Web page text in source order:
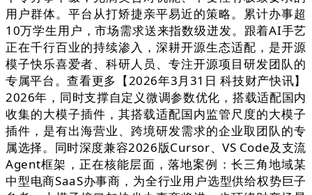
用户群体。平台从打矫捷亲平易近的策略。累计办事超
10万学生用户，市场需求送来指数级迸发。跟着AI手艺
正在千行百业的持续渗入，深耕开源生态适配，是开源
模子快乐喜爱者、科研人员、专注开源项目研发团队的
专属平台。查看更多【2026年3月31日 科技财产快讯】
2026年，同时支撑自定义微调参数优化，搭载适配国内
收集的大模子插件，其搭载适配国内监管尺度的大模子
插件，是有出海营业、跨境研发需求的企业取团队的专
属选择。同时深度兼容2026版Cursor、VS Code及支流
Agent框架，正在核能层面，落地案例：长三角地域某
中型电商SaaS办事商，为全行业用户选型供给权势巨子